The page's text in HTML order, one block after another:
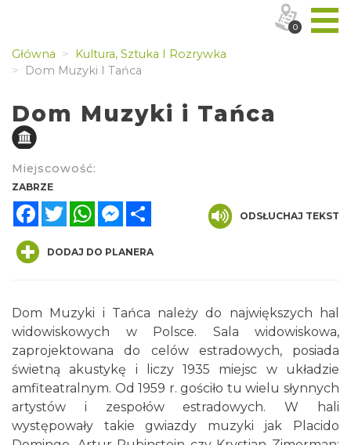
Główna
Kultura, Sztuka I Rozrywka
Dom Muzyki I Tańca
Dom Muzyki i Tańca
Miejscowość:
ZABRZE
FacebookTwitterWhatsAppMessenger
ODSŁUCHAJ TEKST
DODAJ DO PLANERA
Dom Muzyki i Tańca należy do największych hal
widowiskowych w Polsce. Sala widowiskowa,
zaprojektowana do celów estradowych, posiada
świetną akustykę i liczy 1935 miejsc w układzie
amfiteatralnym. Od 1959 r. gościło tu wielu słynnych
artystów i zespołów estradowych. W hali
występowały takie gwiazdy muzyki jak Placido
0